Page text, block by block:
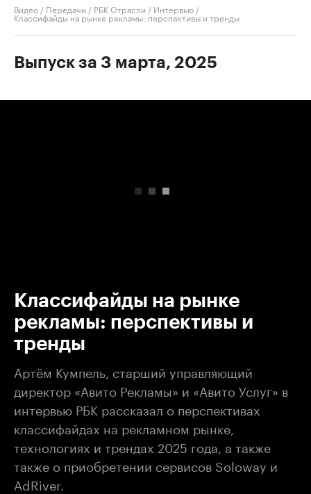
Видео / Передачи / РБК Отрасли / Интервью /
Классифайды на рынке рекламы: перспективы и тренды
Выпуск за 3 марта, 2025
Классифайды на рынке
рекламы: перспективы и
тренды
Артём Кумпель, старший управляющий
директор «Авито Рекламы» и «Авито Услуг» в
интервью РБК рассказал о перспективах
классифайдах на рекламном рынке,
технологиях и трендах 2025 года, а также
также о приобретении сервисов Soloway и
AdRiver.